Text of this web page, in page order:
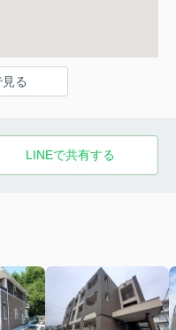
る
LINEで共有する